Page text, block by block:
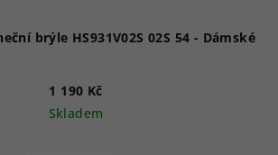
Hally & Son sluneční brýle HS931V02S 02S 54 - Dámské
1 190 Kč
Skladem